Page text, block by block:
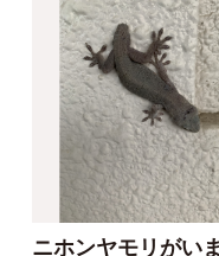
ニホンヤモリがいまし
た。
ゴンちゃん
2023/11/06
ニホンヤモリ